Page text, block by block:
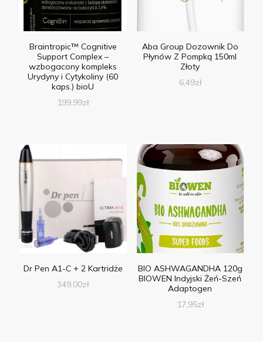
Braintropic™ Cognitive
Support Complex –
wzbogacony kompleks
Urydyny i Cytykoliny (60
kaps.) bioU
199,99zł
Aba Group Dozownik Do
Płynów Z Pompką 150ml
Złoty
6,49zł
Dr Pen A1-C + 2 Kartridże
349,00zł
BIO ASHWAGANDHA 120g
BIOWEN Indyjski Żeń-Szeń
Adaptogen
17,95zł